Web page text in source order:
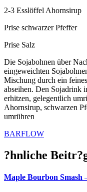
2-3 Esslöffel Ahornsirup
Prise schwarzer Pfeffer
Prise Salz
Die Sojabohnen über
eingeweichten
Mischung durch ein
abseihen. Den Sojadrink
erhitzen, gelegentlich
Ahornsirup, schwarzen
umrühren
BARFLOW
?hnliche
Maple Bourbon Smash